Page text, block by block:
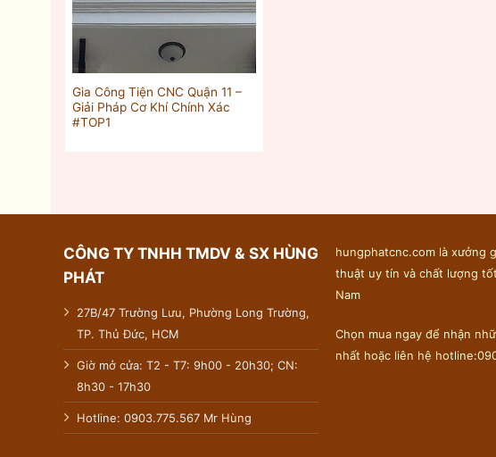
Gia Công Tiện CNC Quận 11 –
Giải Pháp Cơ Khí Chính Xác
#TOP1
CÔNG TY TNHH TMDV & SX HÙNG
PHÁT
27B/47 Trường Lưu, Phường Long Trường,
TP. Thủ Đức, HCM
Giờ mở cửa: T2 - T7: 9h00 - 20h30; CN:
8h30 - 17h30
Hotline: 0903.775.567 Mr Hùng
hungphatcnc.com là xưởng
thuật uy tín và chất lượng
Nam
Chọn mua ngay để nhận
nhất hoặc liên hệ